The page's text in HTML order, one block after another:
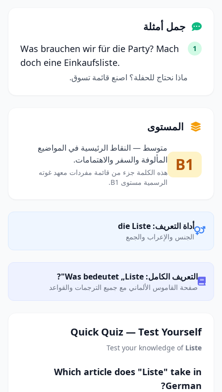
جمل أمثلة
1
Was brauchen wir für die Party? Mach
doch eine Einkaufsliste.
ماذا نحتاج للحفلة؟ اصنع قائمة تسوق.
المستوى
B1
متوسط — النقاط الرئيسية في المواضيع
المألوفة والسفر والاهتمامات.
هذه الكلمة جزء من قائمة مفردات معهد غوته
الرسمية مستوى B1.
أداة التعريف: die Liste
الجنس والإعراب والجمع
التعريف الكامل: Was bedeutet „Liste"?
صفحة القاموس الألماني مع جميع الترجمات والقواعد
Quick Quiz — Test Yourself
Test your knowledge of Liste
Which article does "Liste" take in
German?